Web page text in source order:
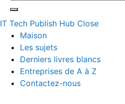
IT Tech Publish Hub Close
Maison
Les sujets
Derniers livres blancs
Entreprises de A à Z
Contactez-nous